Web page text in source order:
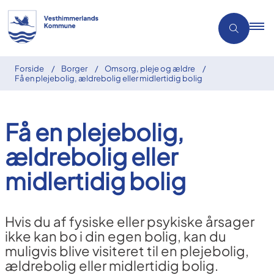
Forside Borger
Omsorg, pleje og ældre
Få en plejebolig, ældrebolig eller midlertidig bolig
Få en plejebolig,
ældrebolig eller
midlertidig bolig
Hvis du af fysiske eller psykiske årsager
ikke kan bo i din egen bolig, kan du
muligvis blive visiteret til en plejebolig,
ældrebolig eller midlertidig bolig.